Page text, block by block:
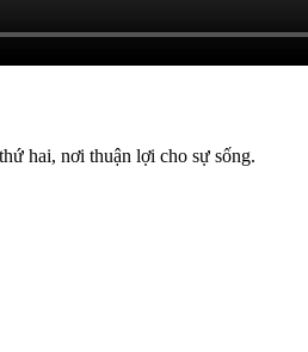
hai, nơi thuận lợi cho sự sống.